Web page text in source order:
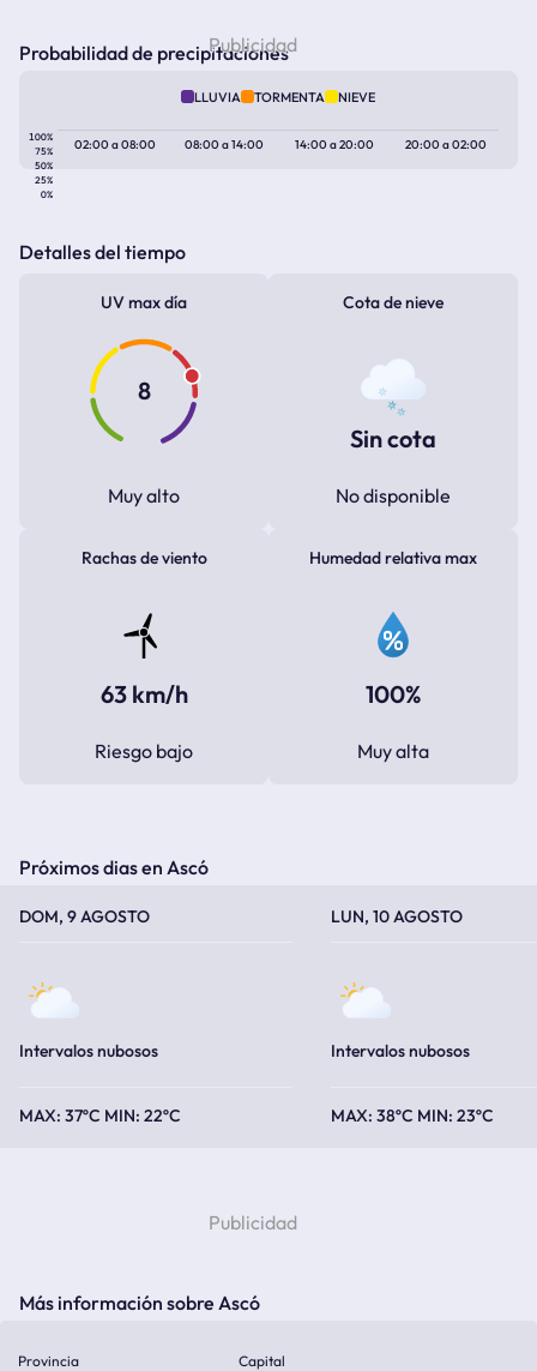
Probabilidad de precipitaciones
LLUVIA TORMENTA NIEVE
100%
75%
50%
25%
0%
02:00a08:00 08:00a14:00 14:00a20:00 20:00a02:00
Detalles del tiempo
UV max día
8
Muy alto
Cota de nieve
Sin cota
No disponible
Rachas de viento
63 km/h
Riesgo bajo
Humedad relativa max
100%
Muy alta
Próximos dias en Ascó
DOM, 9 AGOSTO
Intervalos nubosos
37ºC 22ºC
LUN, 10 AGOSTO
Intervalos nubosos
38ºC 23ºC
Más información sobre Ascó
Provincia Capital